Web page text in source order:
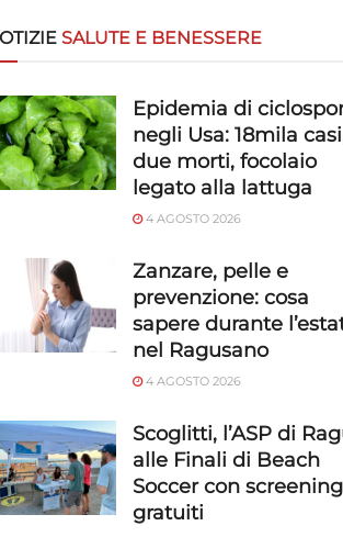
SALUTE E BENESSERE
Epidemia di
negli Usa: 18mila
due morti, focolaio
legato alla lattuga
4 AGOSTO 2026
Zanzare, pelle e
prevenzione: cosa
sapere durante
nel Ragusano
4 AGOSTO 2026
Scoglitti, l’ASP di
alle Finali di Beach
Soccer con screening
gratuiti